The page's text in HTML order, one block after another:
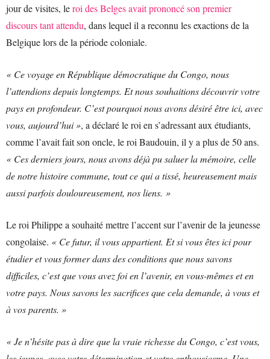
jour de visites, leroi des Belges avait prononcé son premier
discours tant attendu, dans lequel il a reconnu les exactions de la
Belgique lors de la période coloniale.
« Ce voyage en République démocratique du Congo, nous
l’attendions depuis longtemps. Et nous souhaitions découvrir votre
pays en profondeur. C’est pourquoi nous avons désiré être ici, avec
vous, aujourd’hui », a déclaré le roi en s’adressant aux étudiants,
comme l’avait fait son oncle, le roi Baudouin, il y a plus de 50 ans.
« Ces derniers jours, nous avons déjà pu saluer la mémoire, celle
de notre histoire commune, tout ce qui a tissé, heureusement mais
aussi parfois douloureusement, nos liens. »
Le roi Philippe a souhaité mettre l’accent sur l’avenir de la jeunesse
congolaise. « Ce futur, il vous appartient. Et si vous êtes ici pour
étudier et vous former dans des conditions que nous savons
difficiles, c’est que vous avez foi en l’avenir, en vous-mêmes et en
votre pays. Nous savons les sacrifices que cela demande, à vous et
à vos parents. »
« Je n’hésite pas à dire que la vraie richesse du Congo, c’est vous,